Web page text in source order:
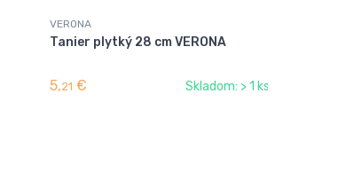
VERONA
Tanier plytký 28 cm VERONA
5,21 € Skladom: > 1 ks